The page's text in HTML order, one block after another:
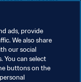
ads, provide
We also share
our social
You can select
buttons on the